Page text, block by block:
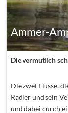
Ammer-
Die vermutlich
Die zwei Flüsse,
Radler und sein
und dabei durch